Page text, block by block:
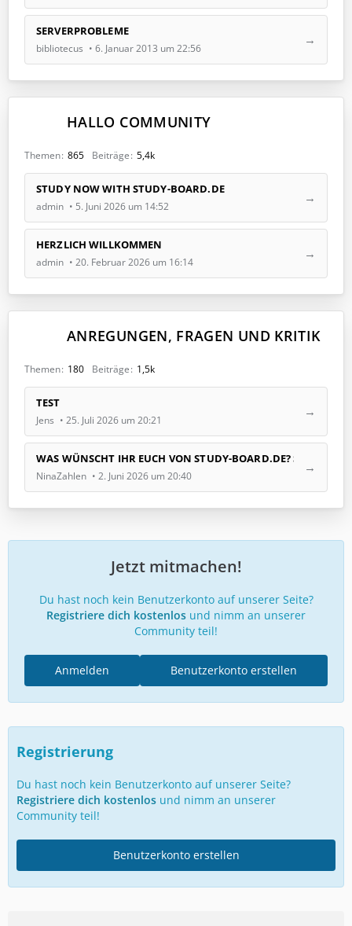
z
B
e
g
e
SERVERPROBLEME
bibliotecus 6. Januar 2013 um 22:56
HALLO COMMUNITY
Themen 865 Beiträge 5,4k
z
B
e
g
e
STUDY NOW WITH STUDY-BOARD.DE
admin 5. Juni 2026 um 14:52
HERZLICH WILLKOMMEN
admin 20. Februar 2026 um 16:14
ANREGUNGEN, FRAGEN UND KRITIK
Themen 180 Beiträge 1,5k
z
B
e
TEST
Jens 25. Juli 2026 um 20:21
WAS WÜNSCHT IHR EUCH VON STUDY-BOARD.DE? STIMMT
NinaZahlen 2. Juni 2026 um 20:40
Jetzt mitmachen!
Du hast noch kein Benutzerkonto auf unserer Seite?
Registriere dich kostenlos und nimm an unserer
Community teil!
Benutzerkonto erstellen
Anmelden
Registrierung
Du hast noch kein Benutzerkonto auf unserer Seite?
Registriere dich kostenlos und nimm an unserer
Community teil!
Benutzerkonto erstellen